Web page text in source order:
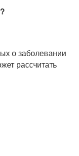
о заболевании
рассчитать